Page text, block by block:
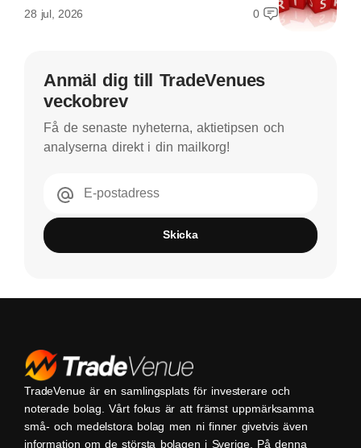
28 jul, 2026 0
Anmäl dig till TradeVenues
veckobrev
Få de senaste nyheterna, aktietipsen och
analyserna direkt i din mailkorg!
E-postadress
Skicka
TradeVenue är en samlingsplats för investerare och
noterade bolag. Vårt fokus är att främst uppmärksamma
små- och medelstora bolag men ni finner givetvis även
information om de största bolagen i Sverige. På denna